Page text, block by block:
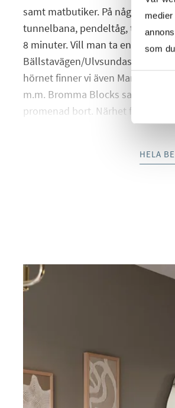
som
samt matbutiker. På några
tunnelbana, pendeltåg, tvärbana
8 minuter. Vill man ta en
Bällstavägen/Ulvsundasjön ta sig
hörnet finner vi även
m.m. Bromma Blocks samt
promenad bort. Närhet finns även
HELA